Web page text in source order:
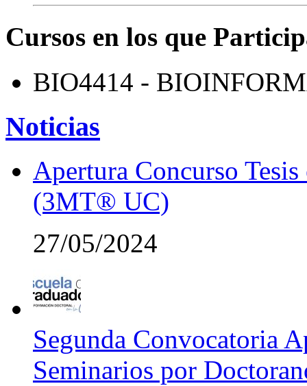
Cursos en los que
BIO4414 -
Noticias
Apertura Concurso
(3MT® UC)
27/05/2024
Segunda Convocatoria
Seminarios por